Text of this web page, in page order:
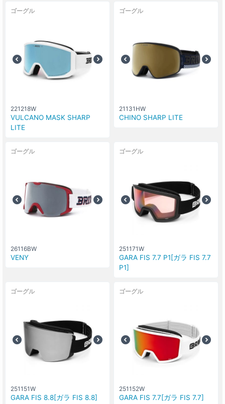
ゴーグル
221218W
VULCANO MASK SHARP
LITE
ゴーグル
21131HW
CHINO SHARP LITE
ゴーグル
26116BW
VENY
ゴーグル
251171W
GARA FIS 7.7 P1[ガラ FIS 7.7
P1]
ゴーグル
251151W
GARA FIS 8.8[ガラ FIS 8.8]
ゴーグル
251152W
GARA FIS 7.7[ガラ FIS 7.7]